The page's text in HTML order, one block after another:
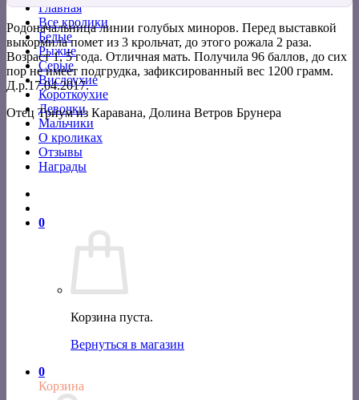
Главная
Все кролики
Белые
Рыжие
Серые
Вислоухие
Короткоухие
Девочки
Мальчики
О кроликах
Отзывы
Награды
0
Корзина пуста.
Вернуться в магазин
0
Корзина
Родоначальница линии голубых миноров. Перед выставкой
выкормила помет из 3 крольчат, до этого рожала 2 раза.
Возраст 1, 5 года. Отличная мать. Получила 96 баллов, до сих
пор не имеет подгрудка, зафиксированный вес 1200 грамм.
Д.р.17.04.2017.
Отец Триум из Каравана, Долина Ветров Брунера